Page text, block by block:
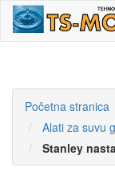
Početna stranica
Alati za suvu
Stanley